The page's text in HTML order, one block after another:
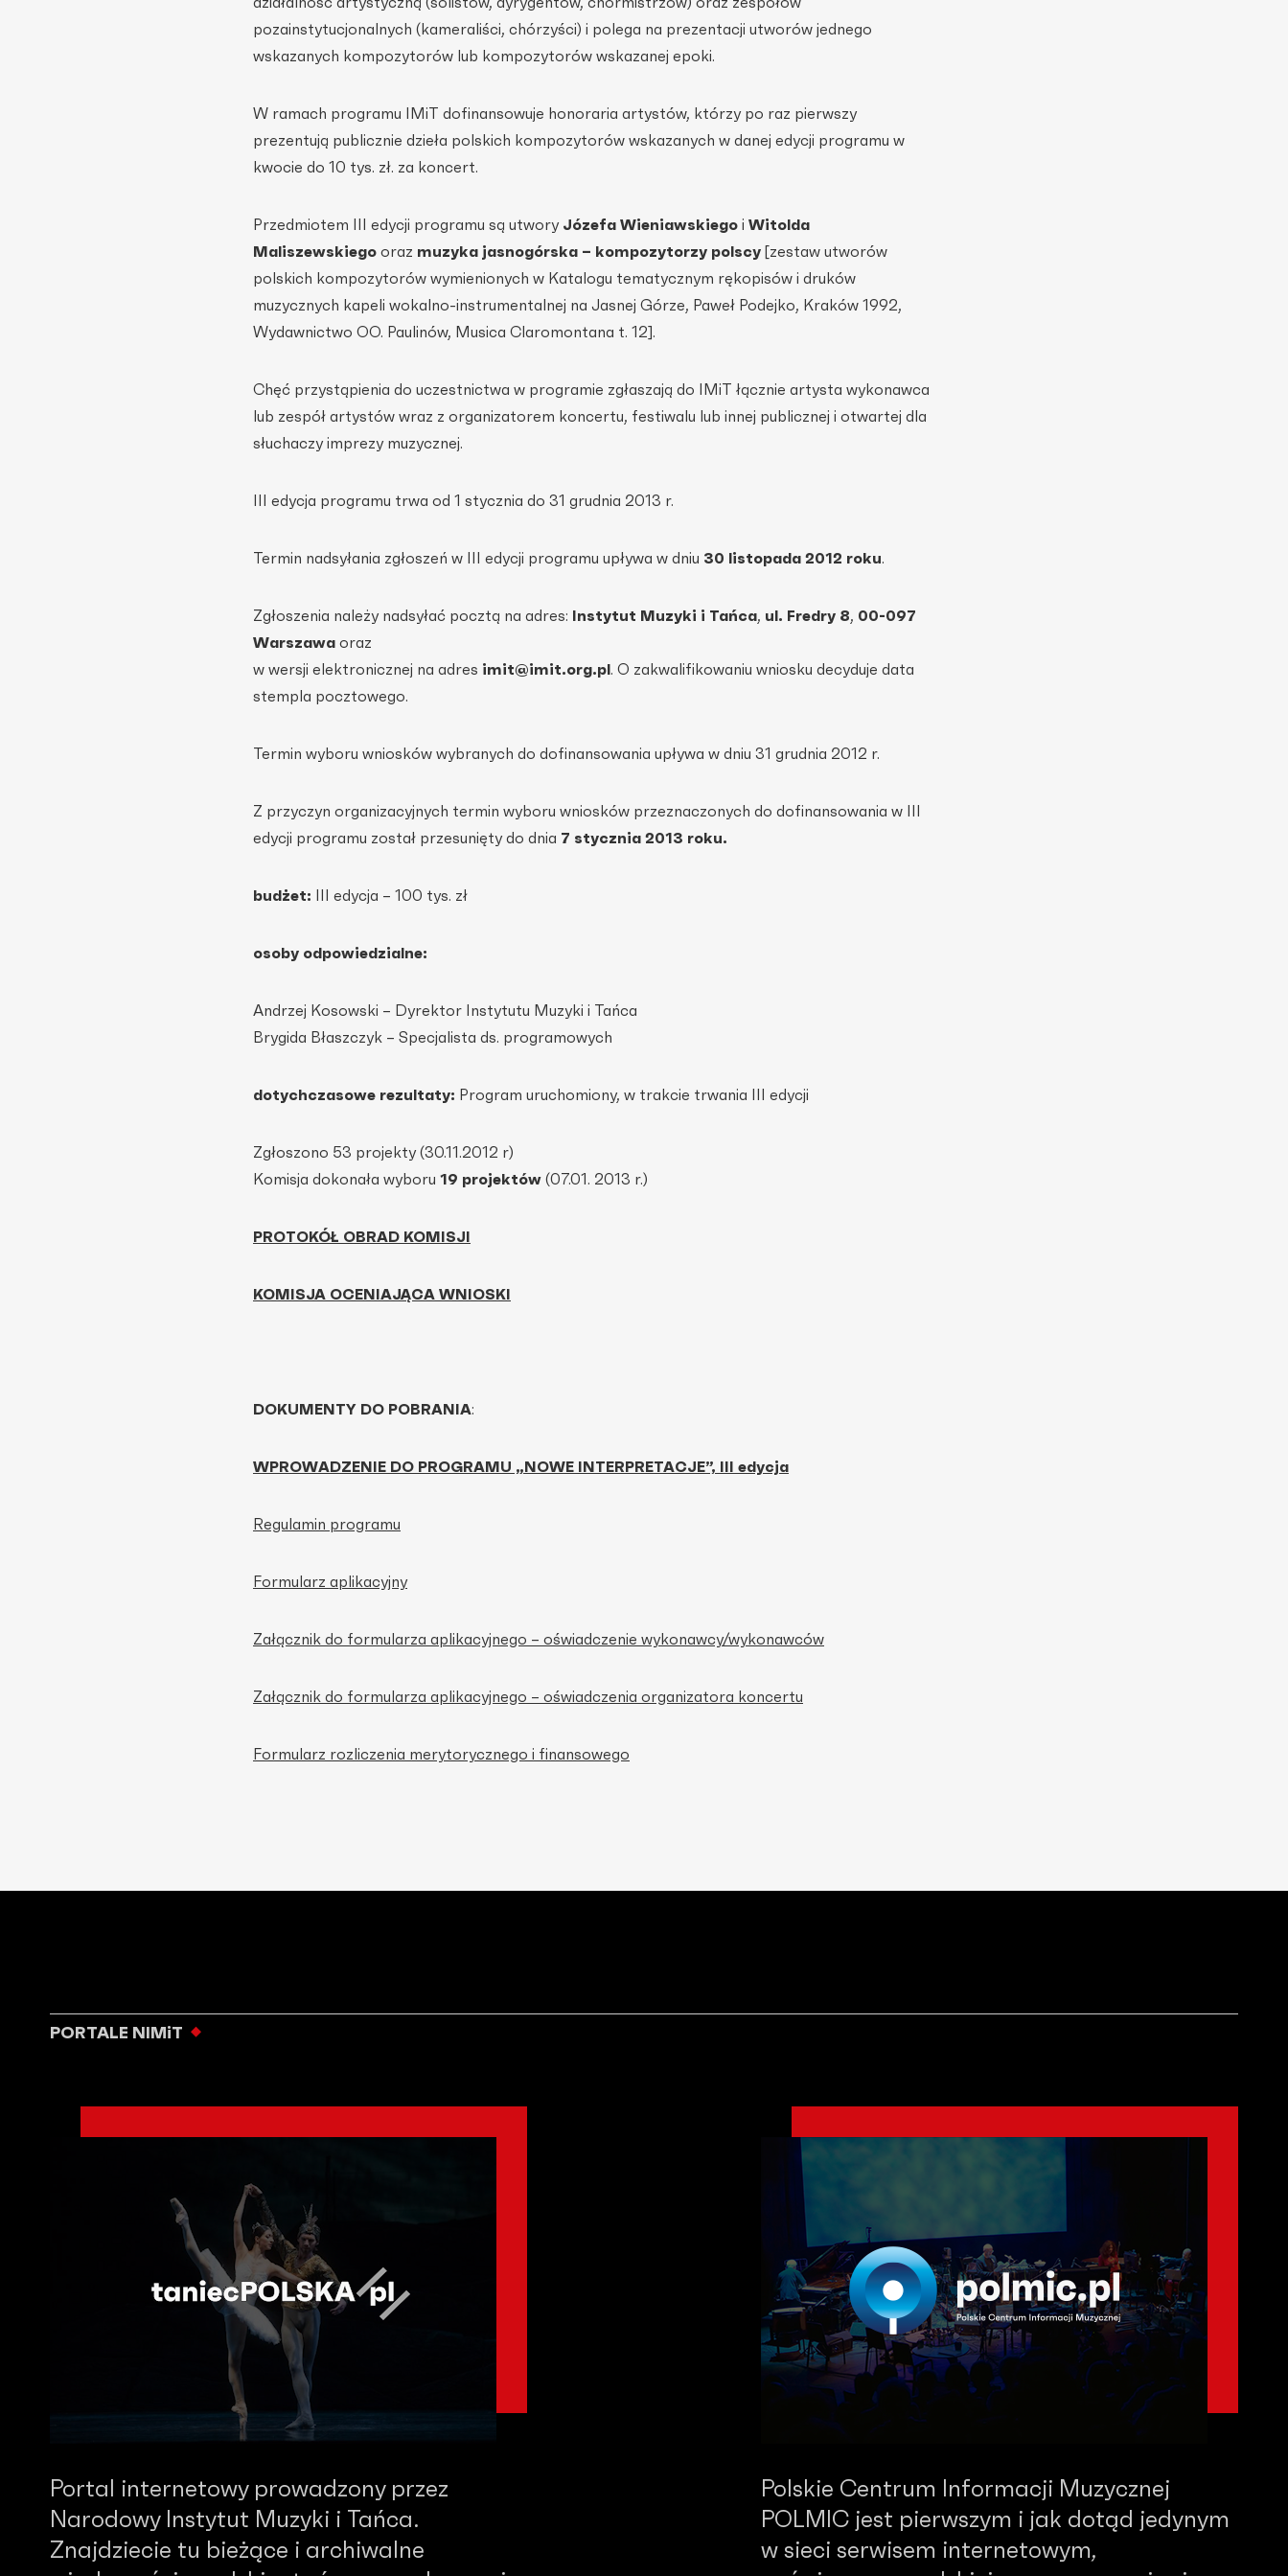
pozainstytucjonalnych (kameraliści, chórzyści) i polega na prezentacji utworów jednego
wskazanych kompozytorów lub kompozytorów wskazanej epoki.
W ramach programu IMiT dofinansowuje honoraria artystów, którzy po raz pierwszy
prezentują publicznie dzieła polskich kompozytorów wskazanych w danej edycji programu w
kwocie do 10 tys. zł. za koncert.
Przedmiotem III edycji programu są utwory Józefa Wieniawskiego i Witolda
Maliszewskiego oraz muzyka jasnogórska – kompozytorzy polscy [zestaw utworów
polskich kompozytorów wymienionych w Katalogu tematycznym rękopisów i druków
muzycznych kapeli wokalno-instrumentalnej na Jasnej Górze, Paweł Podejko, Kraków 1992,
Wydawnictwo OO. Paulinów, Musica Claromontana t. 12].
Chęć przystąpienia do uczestnictwa w programie zgłaszają do IMiT łącznie artysta wykonawca
lub zespół artystów wraz z organizatorem koncertu, festiwalu lub innej publicznej i otwartej dla
słuchaczy imprezy muzycznej.
III edycja programu trwa od 1 stycznia do 31 grudnia 2013 r.
Termin nadsyłania zgłoszeń w III edycji programu upływa w dniu 30 listopada 2012 roku.
Zgłoszenia należy nadsyłać pocztą na adres: Instytut Muzyki i Tańca, ul. Fredry 8, 00-097
Warszawa oraz
w wersji elektronicznej na adres imit@imit.org.pl . O zakwalifikowaniu wniosku decyduje data
stempla pocztowego.
Termin wyboru wniosków wybranych do dofinansowania upływa w dniu 31 grudnia 2012 r.
Z przyczyn organizacyjnych termin wyboru wniosków przeznaczonych do dofinansowania w III
edycji programu został przesunięty do dnia 7 stycznia 2013 roku.
budżet: III edycja – 100 tys. zł
osoby odpowiedzialne:
Andrzej Kosowski – Dyrektor Instytutu Muzyki i Tańca
Brygida Błaszczyk – Specjalista ds. programowych
dotychczasowe rezultaty: Program uruchomiony, w trakcie trwania III edycji
Zgłoszono 53 projekty (30.11.2012 r)
Komisja dokonała wyboru 19 projektów (07.01. 2013 r.)
PROTOKÓŁ OBRAD KOMISJI
KOMISJA OCENIAJĄCA WNIOSKI
DOKUMENTY DO POBRANIA:
WPROWADZENIE DO PROGRAMU „NOWE INTERPRETACJE”, III edycja
Regulamin programu
Formularz aplikacyjny
Załącznik do formularza aplikacyjnego – oświadczenie wykonawcy/wykonawców
Załącznik do formularza aplikacyjnego – oświadczenia organizatora koncertu
Formularz rozliczenia merytorycznego i finansowego
PORTALE NIMiT
Portal internetowy prowadzony przez
Narodowy Instytut Muzyki i Tańca.
Znajdziecie tu bieżące i archiwalne
Polskie Centrum Informacji Muzycznej
POLMIC jest pierwszym i jak dotąd jedynym
w sieci serwisem internetowym,